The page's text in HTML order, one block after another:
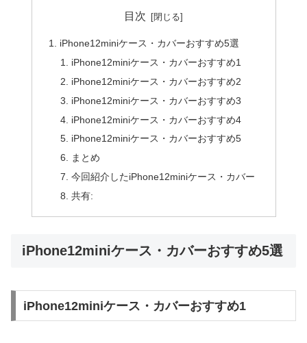
目次
iPhone12miniケース・カバーおすすめ5選
iPhone12miniケース・カバーおすすめ1
iPhone12miniケース・カバーおすすめ2
iPhone12miniケース・カバーおすすめ3
iPhone12miniケース・カバーおすすめ4
iPhone12miniケース・カバーおすすめ5
まとめ
今回紹介したiPhone12miniケース・カバー
共有:
iPhone12miniケース・カバーおすすめ5選
iPhone12miniケース・カバーおすすめ1